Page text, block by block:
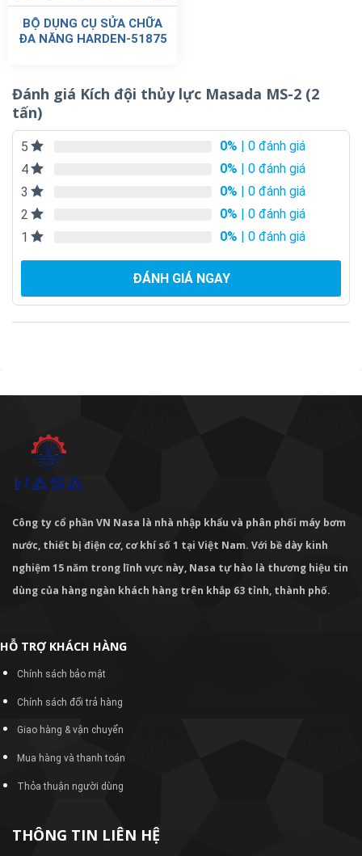
BỘ DỤNG CỤ SỬA CHỮA
ĐA NĂNG HARDEN-51875
Đánh giá Kích đội thủy lực Masada MS-2 (2
tấn)
5 0% | 0 đánh giá
4
0% | 0 đánh giá
3
0% | 0 đánh giá
2
0% | 0 đánh giá
1
0% | 0 đánh giá
ĐÁNH GIÁ NGAY
Công ty cổ phần VN Nasa là nhà nhập khẩu và phân phối máy bơm
nước, thiết bị điện cơ, cơ khí số 1 tại Việt Nam. Với bề dày kinh
nghiệm 15 năm trong lĩnh vực này, Nasa tự hào là thương hiệu tin
dùng của hàng ngàn khách hàng trên khắp 63 tỉnh, thành phố.
HỖ TRỢ KHÁCH HÀNG
Chính sách bảo mật
Chính sách đổi trả hàng
Giao hàng & vận chuyển
Mua hàng và thanh toán
Thỏa thuận người dùng
THÔNG TIN LIÊN HỆ